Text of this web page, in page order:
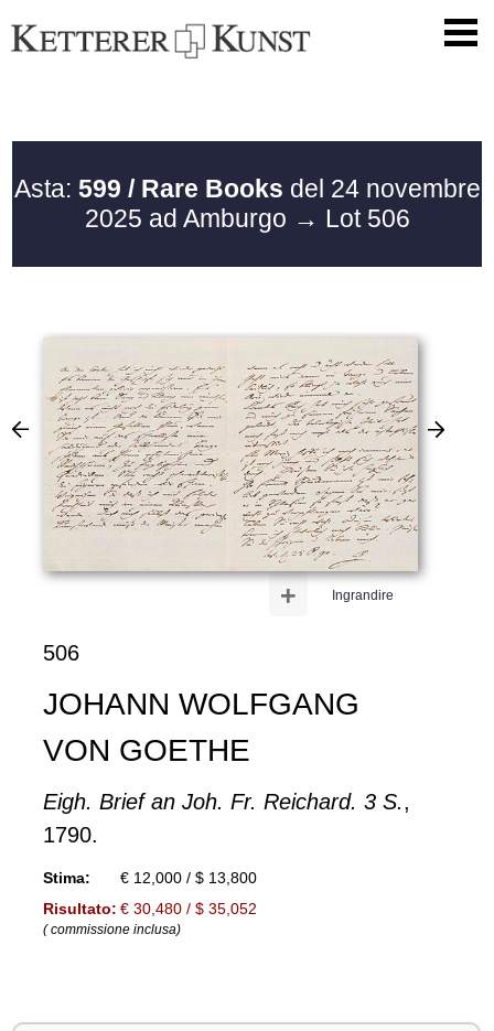
Asta: 599 / Rare Books del 24 novembre
2025 ad Amburgo → Lot 506
Ingrandire
+
506
JOHANN WOLFGANG
VON GOETHE
Eigh. Brief an Joh. Fr. Reichard. 3 S.,
1790.
Stima:
€ 12,000 / $ 13,800
Risultato: € 30,480 / $ 35,052
( commissione inclusa)